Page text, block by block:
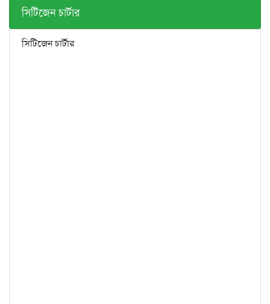
সিটিজেন চার্টার
সিটিজেন চার্টার